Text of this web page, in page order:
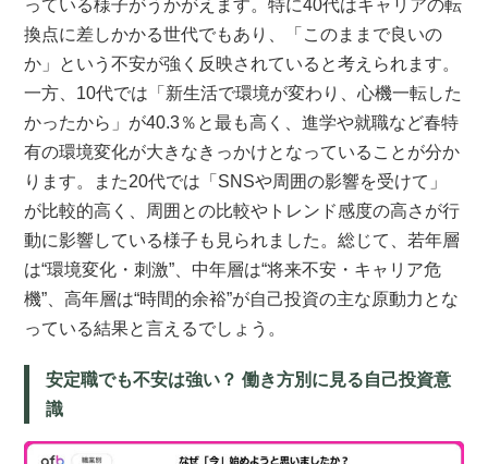
っている様子がうかがえます。特に40代はキャリアの転
換点に差しかかる世代でもあり、「このままで良いの
か」という不安が強く反映されていると考えられます。
一方、10代では「新生活で環境が変わり、心機一転した
かったから」が40.3％と最も高く、進学や就職など春特
有の環境変化が大きなきっかけとなっていることが分か
ります。また20代では「SNSや周囲の影響を受けて」
が比較的高く、周囲との比較やトレンド感度の高さが行
動に影響している様子も見られました。総じて、若年層
は“環境変化・刺激”、中年層は“将来不安・キャリア危
機”、高年層は“時間的余裕”が自己投資の主な原動力とな
っている結果と言えるでしょう。
安定職でも不安は強い？ 働き方別に見る自己投資意
識